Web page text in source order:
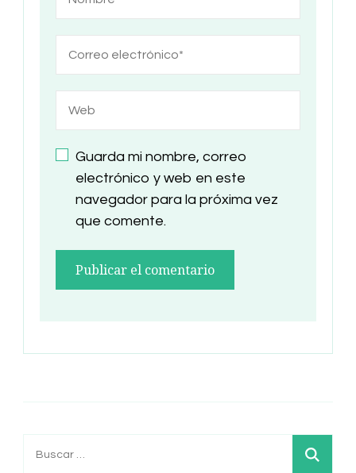
Guarda mi nombre, correo
electrónico y web en este
navegador para la próxima vez
que comente.
Buscar: